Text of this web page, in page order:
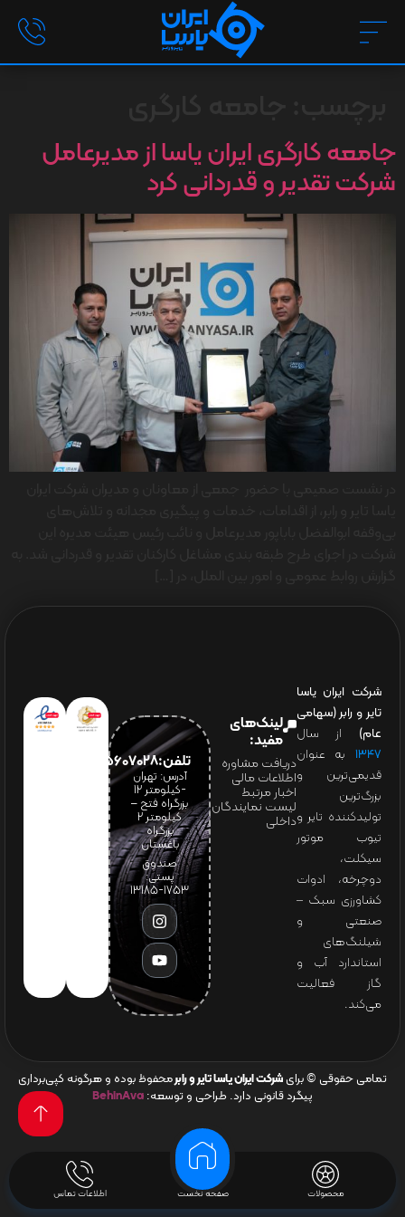
محصولات صفحه نخست اطلاعات تماس
جامعه کارگری ایران یاسا از مدیرعامل
شرکت تقدیر و قدردانی کرد
شرکت ایران یاسا
تایر و رابر (سهامی
عام) از سال
۱۳۴۷ به عنوان
قدیمی‌ترین و
بزرگ‌ترین
تولیدکننده تایر و
تیوب موتور
سیکلت،
دوچرخه، ادوات
کشاورزی سبک –
صنعتی و
شیلنگ‌های
استاندارد آب و
گاز فعالیت
می‌کند.
لینک‌های
مفید:
دریافت مشاوره
اطلاعات مالی
اخبار مرتبط
لیست نمایندگان
داخلی
تلفن:65607028(021)
آدرس: تهران
-کیلومتر 12
بزرگراه فتح –
کیلومتر ۲
بزرگراه
باغستان
صندوق
پستی:
1753-13185
تمامی حقوقی © برای شرکت ایران یاسا تایر و رابرمحفوظ بوده و هرگونه کپی‌برداری
پیگرد قانونی دارد. طراحی و توسعه: BehinAva